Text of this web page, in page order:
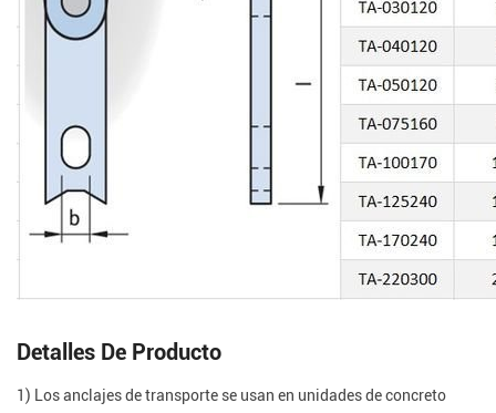
Detalles De Producto
1) Los anclajes de transporte se usan en unidades de concreto